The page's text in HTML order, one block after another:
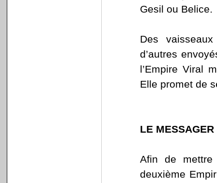
Gesil ou Belice.
Des
d’autres
l’Empire Viral
Elle promet de
LE MESSAGER
Afin de mettre
deuxième